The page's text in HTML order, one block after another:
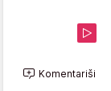
Komentariši